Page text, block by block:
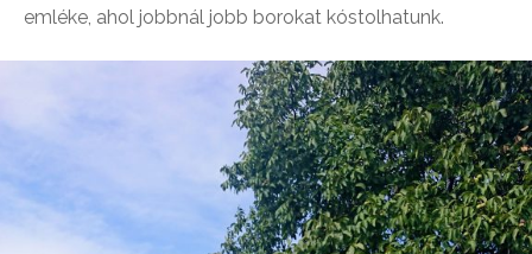
emléke, ahol jobbnál jobb borokat kóstolhatunk.